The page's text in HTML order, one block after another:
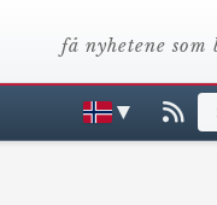
få nyhetene
▼